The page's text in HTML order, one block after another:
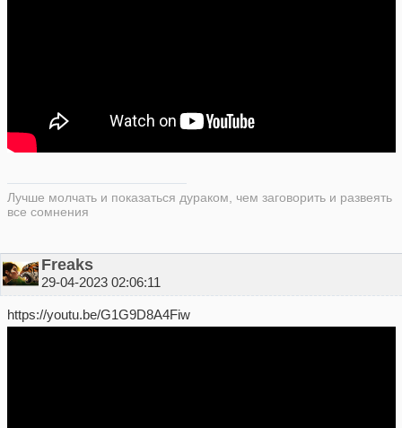
Лучше молчать и показаться дураком, чем заговорить и развеять
все сомнения
Freaks
29-04-2023 02:06:11
https://youtu.be/G1G9D8A4Fiw